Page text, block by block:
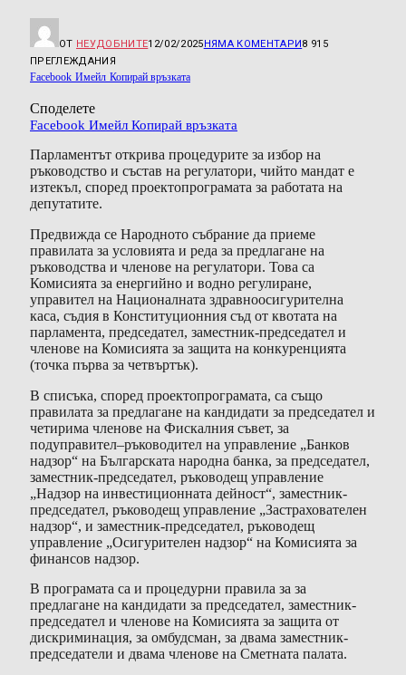
ОТ НЕУДОБНИТЕ12/02/2025НЯМА КОМЕНТАРИ8 915
ПРЕГЛЕЖДАНИЯ
Facebook Имейл Копирай връзката
Споделете
Facebook Имейл Копирай връзката
Парламентът открива процедурите за избор на
ръководство и състав на регулатори, чийто мандат е
изтекъл, според проектопрограмата за работата на
депутатите.
Предвижда се Народното събрание да приеме
правилата за условията и реда за предлагане на
ръководства и членове на регулатори. Това са
Комисията за енергийно и водно регулиране,
управител на Националната здравноосигурителна
каса, съдия в Конституционния съд от квотата на
парламента, председател, заместник-председател и
членове на Комисията за защита на конкуренцията
(точка първа за четвъртък).
В списъка, според проектопрограмата, са също
правилата за предлагане на кандидати за председател и
четирима членове на Фискалния съвет, за
подуправител–ръководител на управление „Банков
надзор“ на Българската народна банка, за председател,
заместник-председател, ръководещ управление
„Надзор на инвестиционната дейност“, заместник-
председател, ръководещ управление „Застрахователен
надзор“, и заместник-председател, ръководещ
управление „Осигурителен надзор“ на Комисията за
финансов надзор.
В програмата са и процедурни правила за за
предлагане на кандидати за председател, заместник-
председател и членове на Комисията за защита от
дискриминация, за омбудсман, за двама заместник-
председатели и двама членове на Сметната палата.